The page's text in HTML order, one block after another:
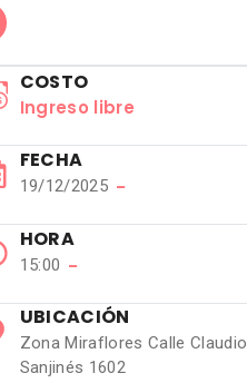
COSTO
Ingreso libre
FECHA
19/12/2025 −
HORA
15:00 −
UBICACIÓN
Zona Miraflores Calle Claudio
Sanjinés 1602